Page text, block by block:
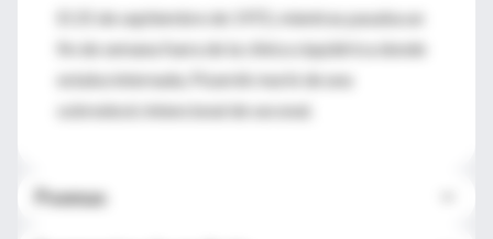
El 25 de septiembre de 1972, mientras pasaba un
fin de semana fuera de la clínica siquiátrica donde
estaba internada, Pizarnik murió de una
sobredosis intencional de seconal.
Poemas